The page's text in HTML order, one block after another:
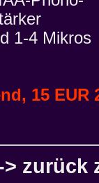
1-4 Mikros
15
> zurück